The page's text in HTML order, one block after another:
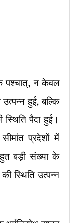
न केवल
उत्पन्न हुई, बल्कि
स्थिति पैदा हुई।
प्रदेशों में
बड़ी संख्या के
स्थिति उत्पन्न